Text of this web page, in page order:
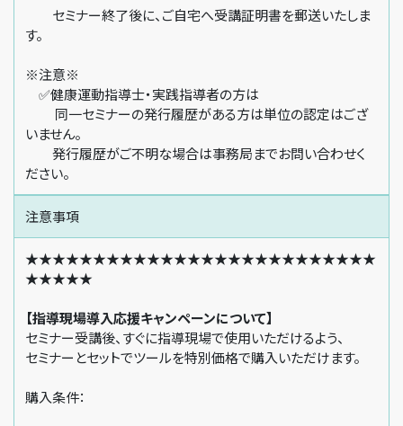
セミナー終了後に、ご自宅へ受講証明書を郵送いたしま
す。
※注意※
✅健康運動指導士・実践指導者の方は
同一セミナーの発行履歴がある方は単位の認定はござ
いません。
発行履歴がご不明な場合は事務局までお問い合わせく
ださい。
注意事項
★★★★★★★★★★★★★★★★★★★★★★★★★★
★★★★★
【指導現場導入応援キャンペーンについて】
セミナー受講後、すぐに指導現場で使用いただけるよう、
セミナーとセットでツールを特別価格で購入いただけます。
購入条件：